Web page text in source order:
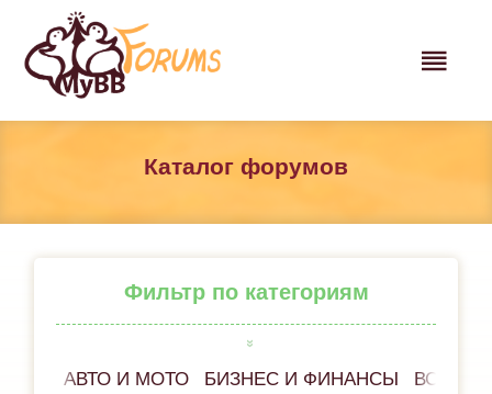
Каталог форумов
Фильтр по категориям
АВТО И МОТО БИЗНЕС И ФИНАНСЫ ВСЁ